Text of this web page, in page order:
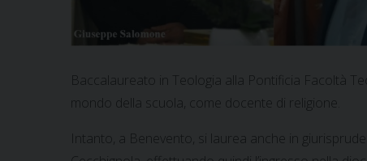
Baccalaureato in Teologia alla Pontificia Facoltà
mondo della scuola, come docente di religione.
Intanto, a Benevento, si laurea anche in